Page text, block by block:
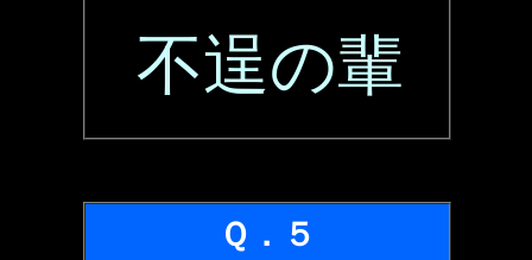
不逞の輩
Ｑ．５